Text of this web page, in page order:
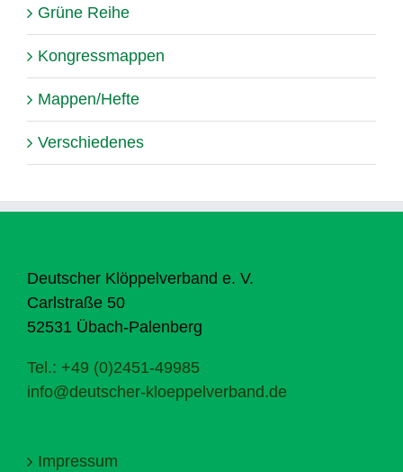
Grüne Reihe
Kongressmappen
Mappen/Hefte
Verschiedenes
Deutscher Klöppelverband e. V.
Carlstraße 50
52531 Übach-Palenberg
Tel.: +49 (0)2451-49985
info@deutscher-kloeppelverband.de
Impressum